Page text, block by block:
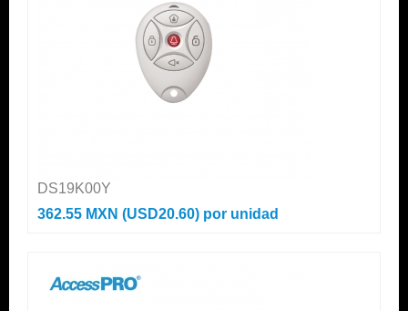
DS19K00Y
362.55 MXN (USD20.60) por unidad